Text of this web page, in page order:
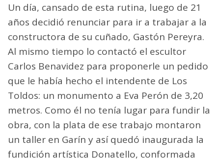
Un día, cansado de esta rutina, luego de 21
años decidió renunciar para ir a trabajar a la
constructora de su cuñado, Gastón Pereyra.
Al mismo tiempo lo contactó el escultor
Carlos Benavidez para proponerle un pedido
que le había hecho el intendente de Los
Toldos: un monumento a Eva Perón de 3,20
metros. Como él no tenía lugar para fundir la
obra, con la plata de ese trabajo montaron
un taller en Garín y así quedó inaugurada la
fundición artística Donatello, conformada